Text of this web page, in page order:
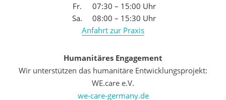
Fr.
07:30 – 15:00 Uhr
Sa.
08:00 – 15:30 Uhr
Anfahrt zur Praxis
Humanitäres Engagement
Wir unterstützen das humanitäre Entwicklungsprojekt:
WE.care e.V.
we-care-germany.de